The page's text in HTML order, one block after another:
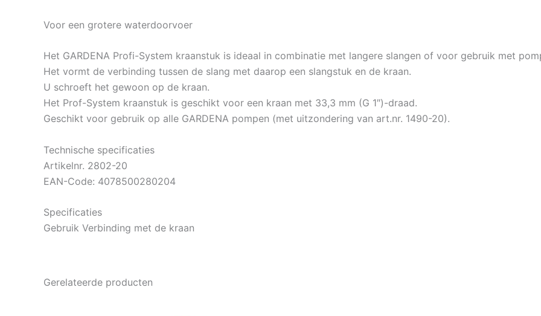
Voor een grotere waterdoorvoer
Het GARDENA Profi-System kraanstuk is ideaal in combinatie met langere slangen of voor gebruik met
Het vormt de verbinding tussen de slang met daarop een slangstuk en de kraan.
U schroeft het gewoon op de kraan.
Het Prof-System kraanstuk is geschikt voor een kraan met 33,3 mm (G 1″)-draad.
Geschikt voor gebruik op alle GARDENA pompen (met uitzondering van art.nr. 1490-20).
Technische specificaties
Artikelnr. 2802-20
EAN-Code: 4078500280204
Specificaties
Gebruik Verbinding met de kraan
Gerelateerde producten